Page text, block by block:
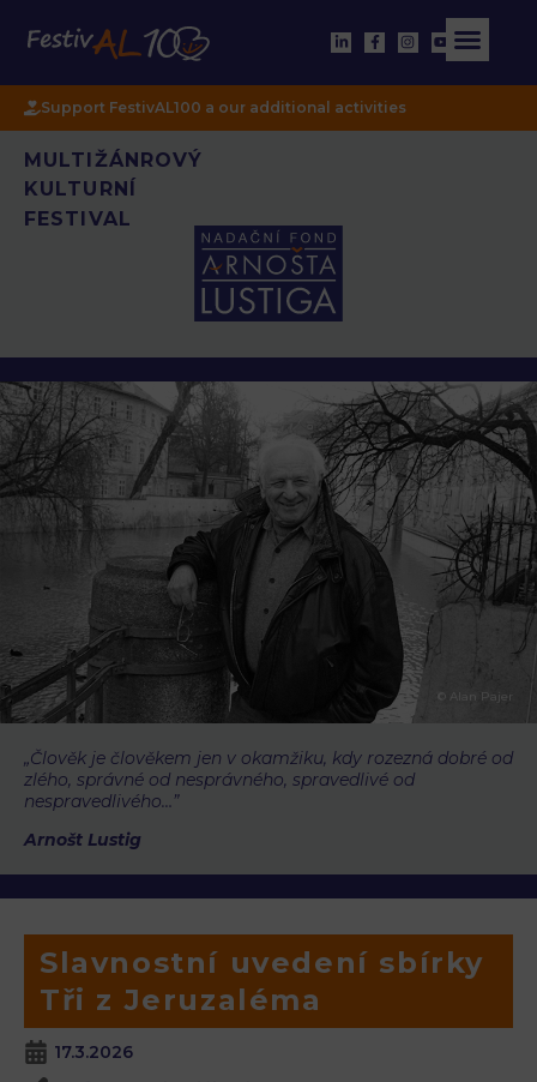
Support FestivAL100 a our additional activities
MULTIŽÁNROVÝ
KULTURNÍ
FESTIVAL
© Alan Pajer
„Člověk je člověkem jen v okamžiku, kdy rozezná dobré od
zlého, správné od nesprávného, spravedlivé od
nespravedlivého…”
Arnošt Lustig
Slavnostní uvedení sbírky
Tři z Jeruzaléma
17.3.2026